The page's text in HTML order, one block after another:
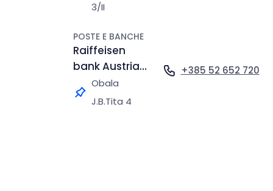
3/II
POSTE E BANCHE
Raiffeisen
bank Austria
d.d.Obala
J.B.Tita 4
+385 52 652 720